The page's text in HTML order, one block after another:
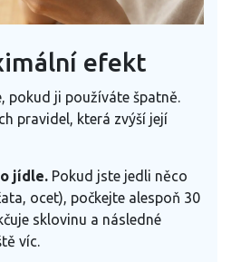
efekt
pokud ji používáte špatně.
pravidel, která zvýší její
jídle. Pokud jste jedli něco
ocet), počkejte alespoň 30
sklovinu a následné
víc.